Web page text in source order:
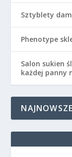
Sztyblety
Phenotype
Salon sukien
każdej panny